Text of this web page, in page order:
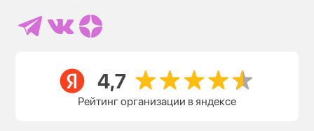
Рейтинг организации в яндексе